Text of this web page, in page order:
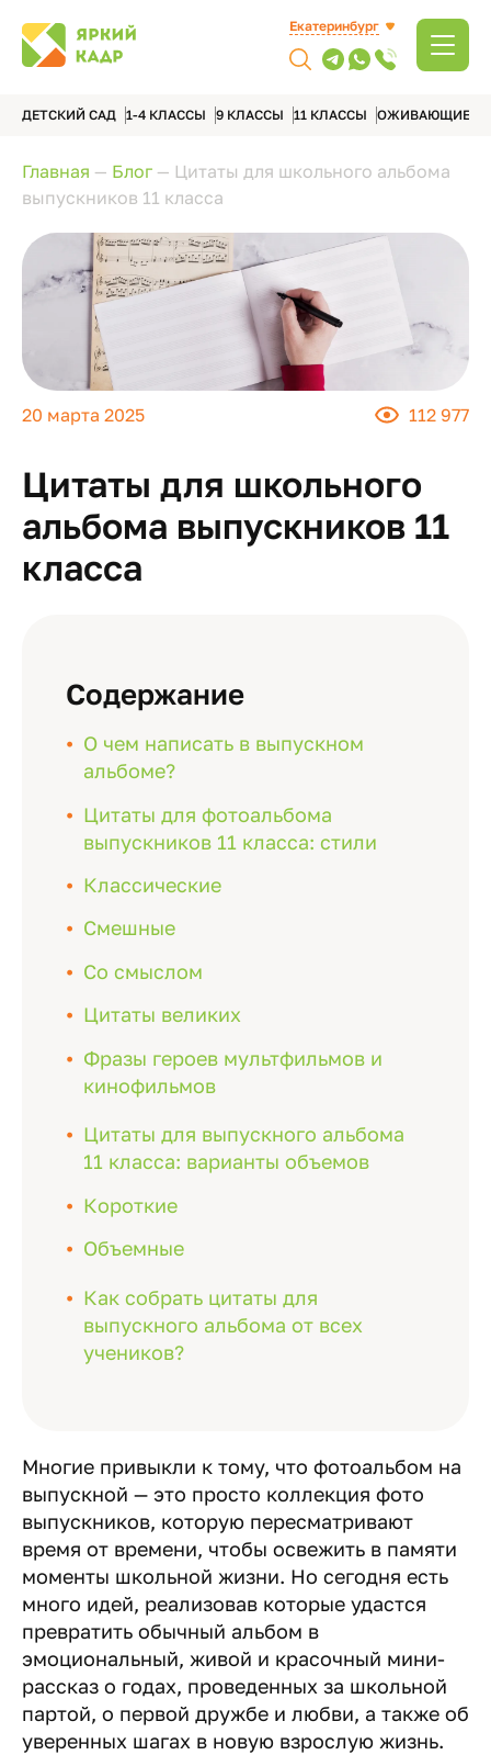
Екатеринбург
ДЕТСКИЙ САД 1-4 КЛАССЫ 9 КЛАССЫ 11 КЛАССЫ ОЖИВАЮЩИЕ
Главная — Блог — Цитаты для школьного альбома
выпускников 11 класса
20 марта 2025 112 977
Цитаты для школьного
альбома выпускников 11
класса
Содержание
О чем написать в выпускном
альбоме?
Цитаты для фотоальбома
выпускников 11 класса: стили
Классические
Смешные
Со смыслом
Цитаты великих
Фразы героев мультфильмов и
кинофильмов
Цитаты для выпускного альбома
11 класса: варианты объемов
Короткие
Объемные
Как собрать цитаты для
выпускного альбома от всех
учеников?
Многие привыкли к тому, что фотоальбом на
выпускной — это просто коллекция фото
выпускников, которую пересматривают
время от времени, чтобы освежить в памяти
моменты школьной жизни. Но сегодня есть
много идей, реализовав которые удастся
превратить обычный альбом в
эмоциональный, живой и красочный мини-
рассказ о годах, проведенных за школьной
партой, о первой дружбе и любви, а также об
уверенных шагах в новую взрослую жизнь.